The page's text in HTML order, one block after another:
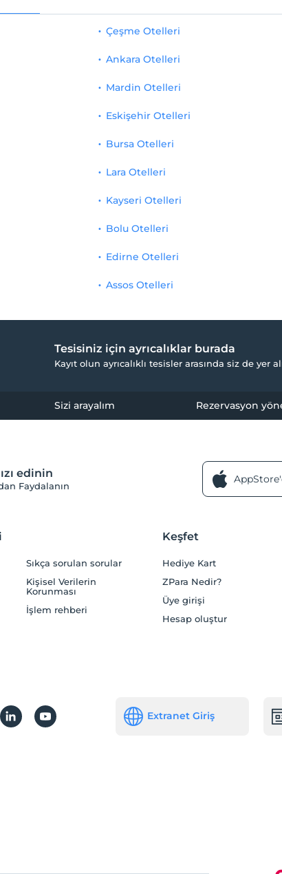
Çeşme Otelleri
Ankara Otelleri
Mardin Otelleri
Eskişehir Otelleri
Bursa Otelleri
Lara Otelleri
Kayseri Otelleri
Bolu Otelleri
Edirne Otelleri
Assos Otelleri
Tesisiniz için ayrıcalıklar burada
Kayıt olun ayrıcalıklı tesisler arasında siz de yer
Sizi arayalım Rezervasyon
edinin
Faydalanın
Sıkça sorulan sorular
Kişisel Verilerin
Korunması
İşlem rehberi
Keşfet
Hediye Kart
ZPara Nedir?
Üye girişi
Hesap oluştur
Extranet Giriş